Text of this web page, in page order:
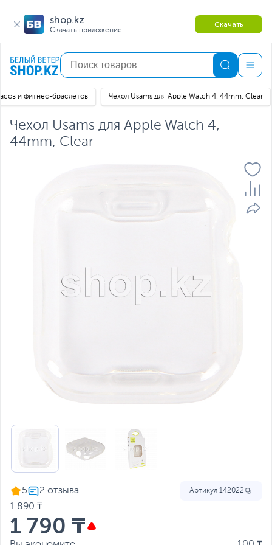
shop.kz
Скачать приложение
Скачать
и фитнес-браслетов Чехол Usams для Apple Watch 4, 44mm, Clear
Чехол Usams для Apple Watch 4,
44mm, Clear
5 Артикул 142022
1 890 ₸
1 790 ₸